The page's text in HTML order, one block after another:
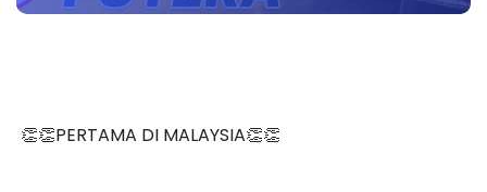
👏👏PERTAMA DI MALAYSIA👏👏